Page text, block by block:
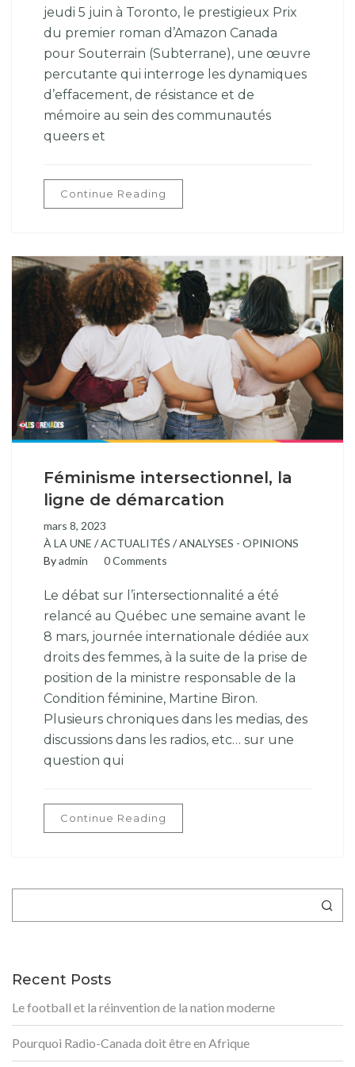
jeudi 5 juin à Toronto, le prestigieux Prix
du premier roman d’Amazon Canada
pour Souterrain (Subterrane), une œuvre
percutante qui interroge les dynamiques
d’effacement, de résistance et de
mémoire au sein des communautés
queers et
Continue Reading
Féminisme intersectionnel, la
ligne de démarcation
mars 8, 2023
À LA UNE /ACTUALITÉS /ANALYSES - OPINIONS
Byadmin 0 Comments
Le débat sur l’intersectionnalité a été
relancé au Québec une semaine avant le
8 mars, journée internationale dédiée aux
droits des femmes, à la suite de la prise de
position de la ministre responsable de la
Condition féminine, Martine Biron.
Plusieurs chroniques dans les medias, des
discussions dans les radios, etc… sur une
question qui
Continue Reading
Recent Posts
Le football et la réinvention de la nation moderne
Pourquoi Radio-Canada doit être en Afrique